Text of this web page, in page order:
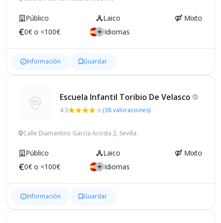
Público Laico
Mixto
0€ o <100€
Idiomas
Información Guardar
Escuela Infantil Toribio De Velasco
4.3 (38 valoraciones)
Calle Diamantino García Acosta 2, Sevilla
Público Laico
Mixto
0€ o <100€
Idiomas
Información Guardar